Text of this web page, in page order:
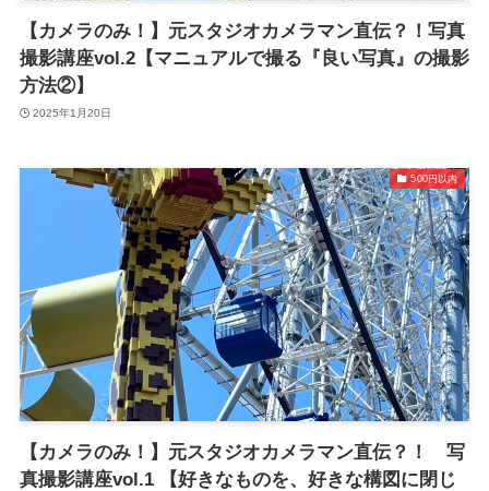
【カメラのみ！】元スタジオカメラマン直伝？！写真
撮影講座vol.2【マニュアルで撮る『良い写真』の撮影
方法②】
2025年1月20日
500円以内
【カメラのみ！】元スタジオカメラマン直伝？！ 写
真撮影講座vol.1 【好きなものを、好きな構図に閉じ